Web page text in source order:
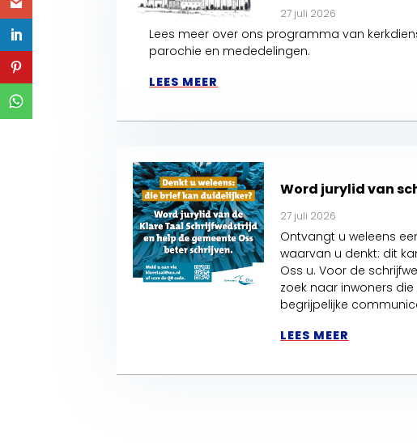
27 juli 2026
Lees meer over ons programma van
parochie en mededelingen.
LEES MEER
Word jurylid van
27 juli 2026
Ontvangt u weleens
waarvan u denkt: dit
Oss u. Voor de
zoek naar inwoners
begrijpelijke
LEES MEER